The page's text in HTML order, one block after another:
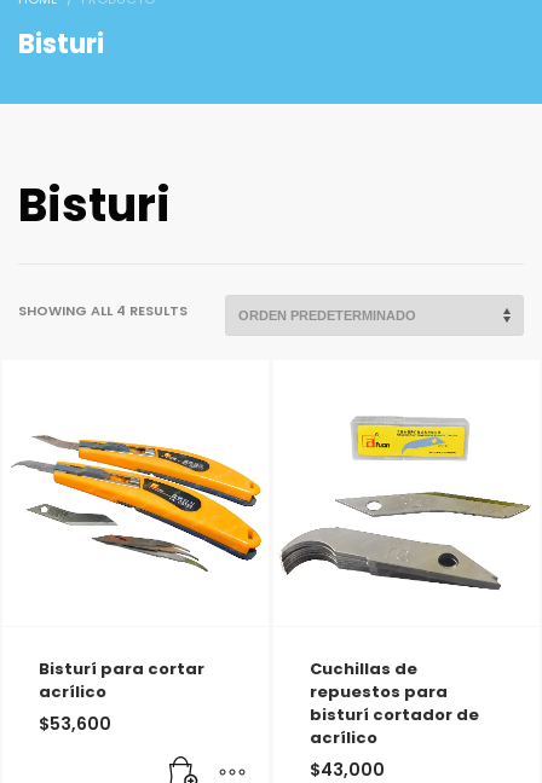
Bisturi
Bisturi
SHOWING ALL 4 RESULTS
Bisturí para cortar
acrílico
$53,600
Cuchillas de
repuestos para
bisturí cortador de
acrílico
$43,000